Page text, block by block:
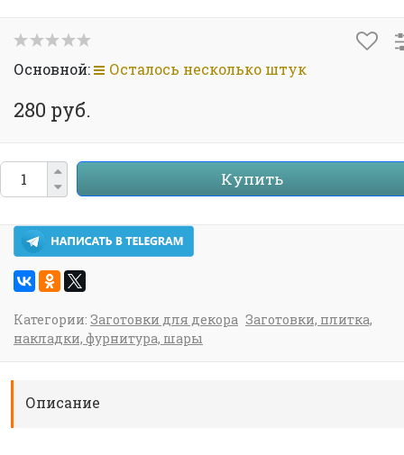
Основной: Осталось несколько штук
280 руб.
Купить
Категории: Заготовки для декора Заготовки, плитка,
накладки, фурнитура, шары
Описание